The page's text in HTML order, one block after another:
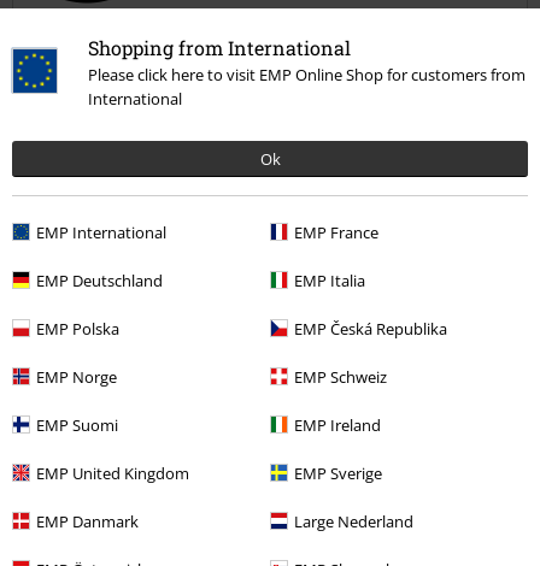
Shopping from International
Please click here to visit EMP Online Shop for customers from
International
Ok
EMP International EMP France
EMP Deutschland EMP Italia
EMP Polska EMP Česká Republika
EMP Norge EMP Schweiz
EMP Suomi EMP Ireland
EMP United Kingdom EMP Sverige
EMP Danmark Large Nederland
Tú estatura en metros (ej. 1,82): 1,69
Talla comprada: M
Chulisima
es suoer comoda y original
Ajuste
Anchura
Demasiado estrecho
Perfecto
Demasiado corto
Perfecto
Reseña verificada